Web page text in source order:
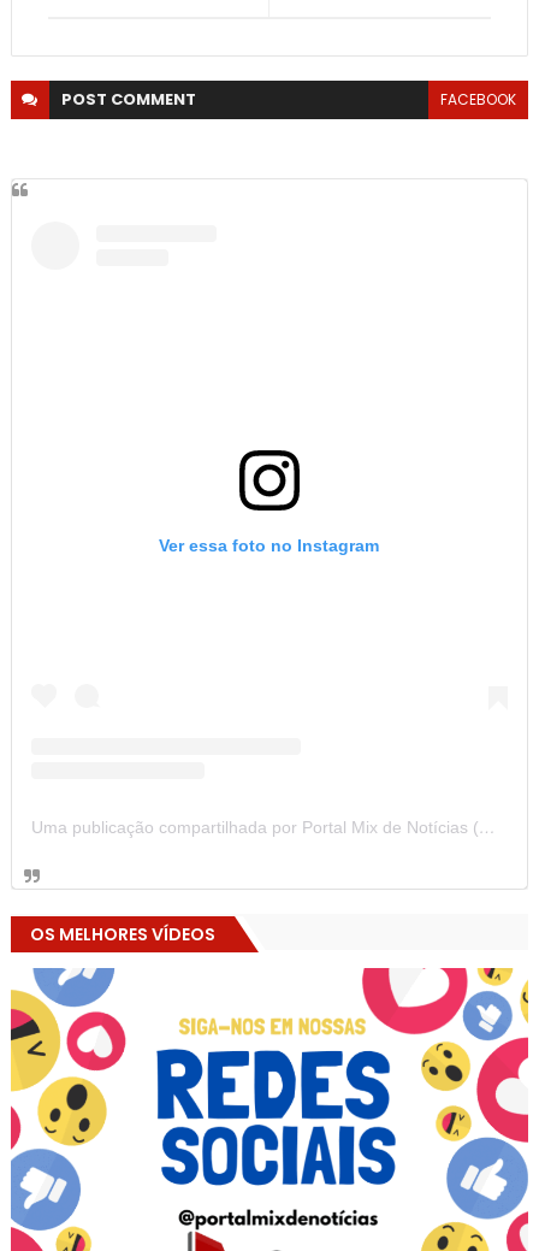
POST COMMENT FACEBOOK
Ver essa foto no Instagram
Uma publicação compartilhada por Portal Mix de Notícias (@portalmixdenoticias)
OS MELHORES VÍDEOS